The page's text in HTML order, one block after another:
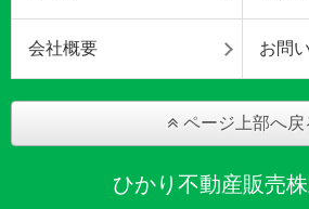
会社概要 お問
ページ上部へ戻
ひかり不動産販売